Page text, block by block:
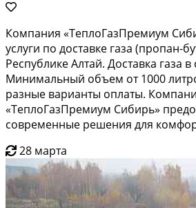
Компания «ТеплоГазПремиум
услуги по доставке газа (пропан-
Республике Алтай. Доставка газа в
Минимальный объем от 1000
разные варианты оплаты.
«ТеплоГазПремиум Сибирь»
современные решения для
28 марта